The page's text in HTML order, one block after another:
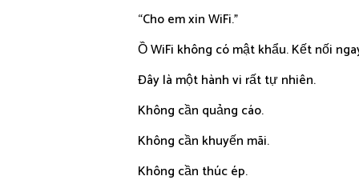
“Cho em xin WiFi.”
Ồ WiFi không có mật khẩu. Kết nối
Đây là một hành vi rất tự nhiên.
Không cần quảng cáo.
Không cần khuyến mãi.
Không cần thúc ép.